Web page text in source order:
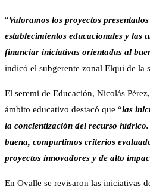
“Valoramos los proyectos
establecimientos educacionales y las
financiar iniciativas orientadas al
indicó el subgerente zonal Elqui de la
El seremi de Educación, Nicolás
ámbito educativo destacó que “las
la concientización del recurso
buena, compartimos criterios
proyectos innovadores y de alto
En Ovalle se revisaron las iniciativas